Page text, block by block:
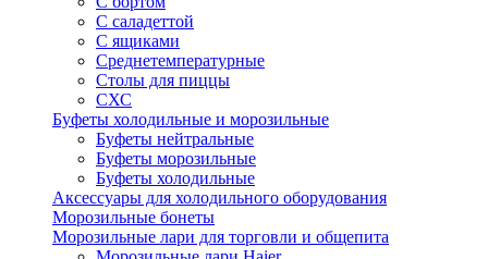
С саладеттой
С ящиками
Среднетемпературные
Столы для пиццы
СХС
Буфеты холодильные и морозильные
Буфеты нейтральные
Буфеты морозильные
Буфеты холодильные
Аксессуары для холодильного оборудования
Морозильные бонеты
Морозильные лари для торговли и общепита